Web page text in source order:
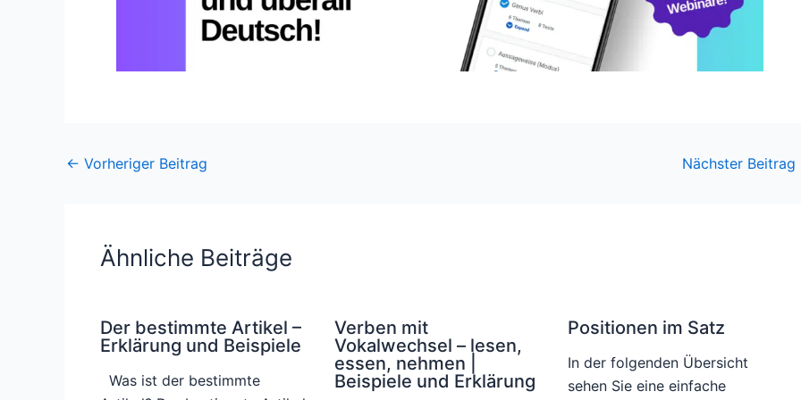
← Vorheriger Beitrag Nächster Beitrag
Ähnliche Beiträge
Der bestimmte Artikel –
Erklärung und Beispiele
Was ist der bestimmte
Verben mit
Vokalwechsel – lesen,
essen, nehmen |
Beispiele und Erklärung
Positionen im Satz
In der folgenden Übersicht
sehen Sie eine einfache